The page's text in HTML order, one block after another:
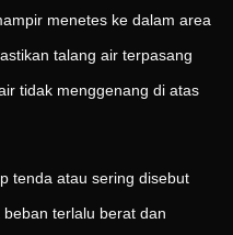
menetes ke dalam area
talang air terpasang
tidak menggenang di atas
tenda atau sering disebut
terlalu berat dan